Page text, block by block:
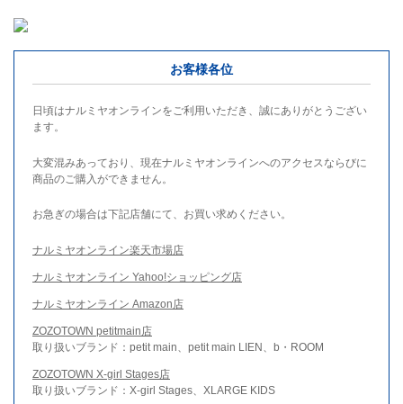
お客様各位
日頃はナルミヤオンラインをご利用いただき、誠にありがとうござい
ます。
大変混みあっており、現在ナルミヤオンラインへのアクセスならびに
商品のご購入ができません。
お急ぎの場合は下記店舗にて、お買い求めください。
ナルミヤオンライン楽天市場店
ナルミヤオンライン Yahoo!ショッピング店
ナルミヤオンライン Amazon店
ZOZOTOWN petitmain店
取り扱いブランド：petit main、petit main LIEN、b・ROOM
ZOZOTOWN X-girl Stages店
取り扱いブランド：X-girl Stages、XLARGE KIDS